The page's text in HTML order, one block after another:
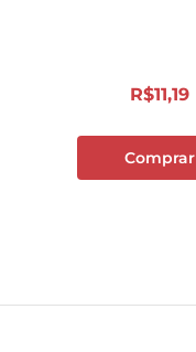
R$11,19
Comprar